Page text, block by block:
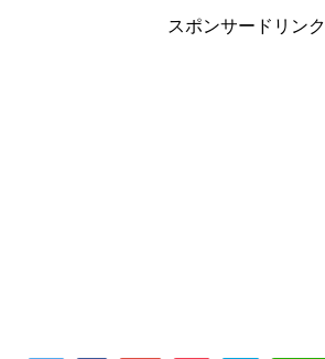
スポンサードリンク